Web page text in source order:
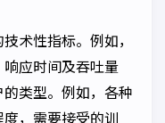
术性指标。例如，
应时间及吞吐量
类型。例如，各种
，需要接受的训